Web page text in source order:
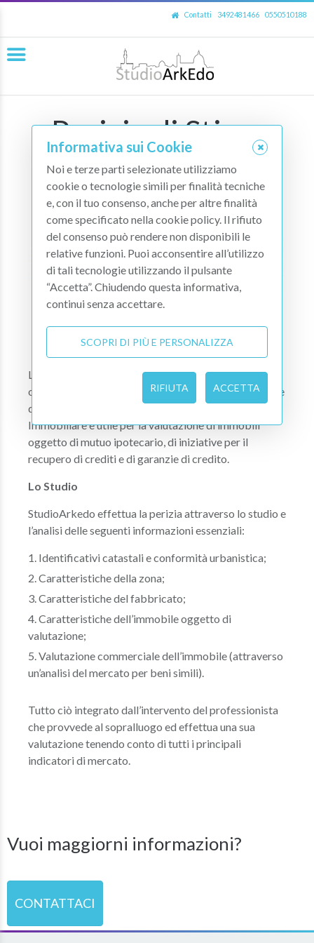
Contatti 3492481466 0550510188
Perizie di Stima
La Perizia Immobiliare è una relazione che ha per
oggetto l’indicazione o la verifica delle caratteristiche
di un immobile e la sua stima in valore. La Perizia
Immobiliare è utile per la valutazione di immobili
oggetto di mutuo ipotecario, di iniziative per il
recupero di crediti e di garanzie di credito.
Lo Studio
StudioArkedo effettua la perizia attraverso lo studio e
l’analisi delle seguenti informazioni essenziali:
Identificativi catastali e conformità urbanistica;
Caratteristiche della zona;
Caratteristiche del fabbricato;
Caratteristiche dell’immobile oggetto di
valutazione;
Valutazione commerciale dell’immobile (attraverso
un’analisi del mercato per beni simili).
Tutto ciò integrato dall’intervento del professionista
che provvede al sopralluogo ed effettua una sua
valutazione tenendo conto di tutti i principali
indicatori di mercato.
Vuoi maggiorni informazioni?
CONTATTACI
Informativa sui Cookie
Noi e terze parti selezionate utilizziamo
cookie o tecnologie simili per finalità tecniche
e, con il tuo consenso, anche per altre finalità
come specificato nella cookie policy. Il rifiuto
del consenso può rendere non disponibili le
relative funzioni. Puoi acconsentire all’utilizzo
di tali tecnologie utilizzando il pulsante
“Accetta”. Chiudendo questa informativa,
continui senza accettare.
SCOPRI DI PIÙ E PERSONALIZZA
RIFIUTA ACCETTA